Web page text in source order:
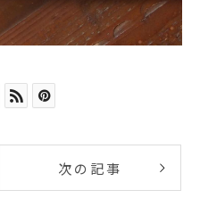
次の記事